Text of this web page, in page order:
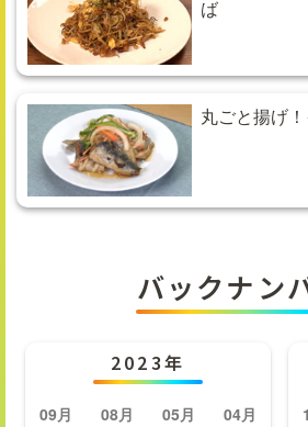
ば
丸ごと揚げ
バックナン
2023年
09月 08月 05月
04月